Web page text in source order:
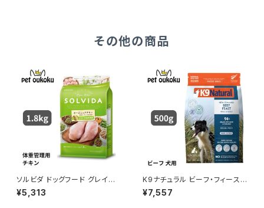
その他の商品
ソルビダ ドッグフード グレイン
フリー チキン 室内飼育体重管
理用 1.8kg 4562312014589
¥5,313
K9ナチュラル ビーフ・フィースト
500g
¥7,557